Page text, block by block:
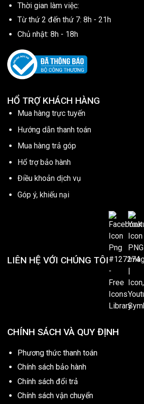
Thời gian làm việc:
Từ thứ 2 đến thứ 7: 8h - 21h
Chủ nhật: 8h - 18h
HỔ TRỢ KHÁCH HÀNG
Mua hàng trực tuyến
Hướng dẫn thanh toán
Mua hàng trả góp
Hổ trợ bảo hành
Điều khoản dịch vụ
Góp ý, khiếu nại
LIÊN HỆ VỚI CHÚNG TÔI
CHÍNH SÁCH VÀ QUY ĐỊNH
Phương thức thanh toán
Chính sách bảo hành
Chính sách đổi trả
Chính sách vận chuyển